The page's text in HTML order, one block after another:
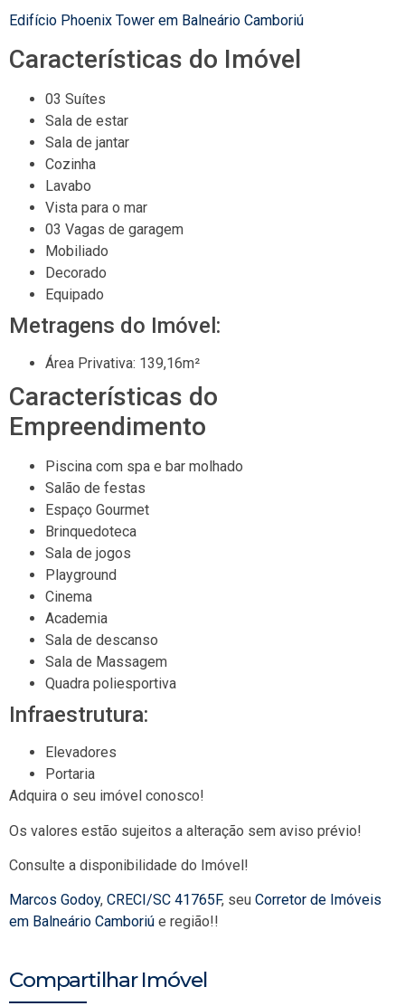
Edifício Phoenix Tower em Balneário Camboriú
Características do Imóvel
03 Suítes
Sala de estar
Sala de jantar
Cozinha
Lavabo
Vista para o mar
03 Vagas de garagem
Mobiliado
Decorado
Equipado
Metragens do Imóvel:
Área Privativa: 139,16m²
Características do
Empreendimento
Piscina com spa e bar molhado
Salão de festas
Espaço Gourmet
Brinquedoteca
Sala de jogos
Playground
Cinema
Academia
Sala de descanso
Sala de Massagem
Quadra poliesportiva
Infraestrutura:
Elevadores
Portaria
Adquira o seu imóvel conosco!
Os valores estão sujeitos a alteração sem aviso prévio!
Consulte a disponibilidade do Imóvel!
Marcos Godoy, CRECI/SC 41765F, seu Corretor de Imóveis
em Balneário Camboriú e região!!
Compartilhar Imóvel